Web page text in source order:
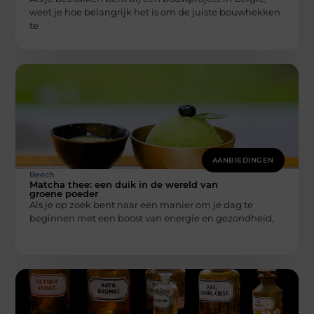
weet je hoe belangrijk het is om de juiste bouwhekken
te
AANBIEDINGEN
Beech
Matcha thee: een duik in de wereld van
groene poeder
Als je op zoek bent naar een manier om je dag te
beginnen met een boost van energie en gezondheid,